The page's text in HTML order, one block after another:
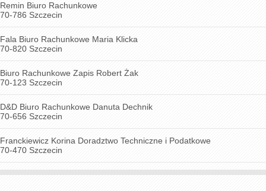
Remin Biuro Rachunkowe
70-786 Szczecin
Fala Biuro Rachunkowe Maria Klicka
70-820 Szczecin
Biuro Rachunkowe Zapis Robert Żak
70-123 Szczecin
D&D Biuro Rachunkowe Danuta Dechnik
70-656 Szczecin
Franckiewicz Korina Doradztwo Techniczne i Podatkowe
70-470 Szczecin